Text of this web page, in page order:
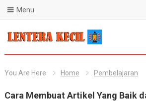
Blog Lentera Kecil
Menu
You Are Here Home Pembelajaran
Cara Membuat Artikel Yang Baik